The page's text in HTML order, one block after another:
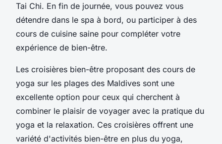
Tai Chi. En fin de journée, vous pouvez vous
détendre dans le spa à bord, ou participer à des
cours de cuisine saine pour compléter votre
expérience de bien-être.
Les croisières bien-être proposant des cours de
yoga sur les plages des Maldives sont une
excellente option pour ceux qui cherchent à
combiner le plaisir de voyager avec la pratique du
yoga et la relaxation. Ces croisières offrent une
variété d'activités bien-être en plus du yoga,